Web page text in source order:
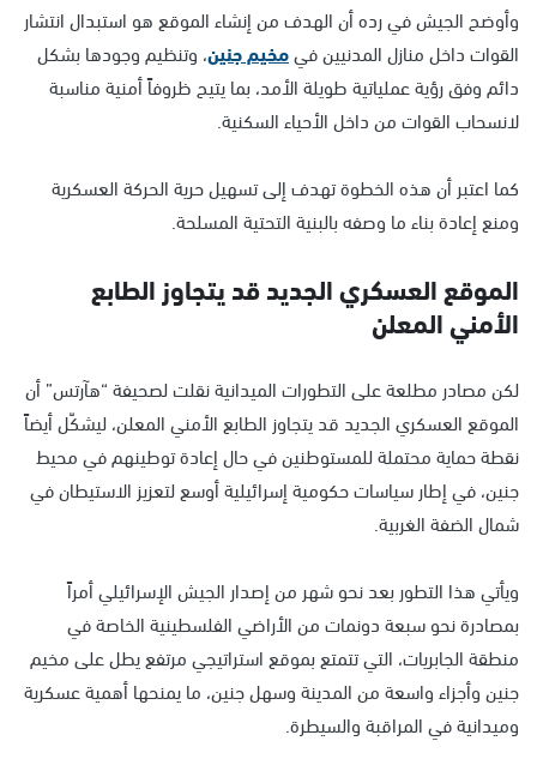
وأوضح الجيش في رده أن الهدف من إنشاء الموقع هو استبدال انتشار
القوات داخل منازل المدنيين فيمخيم جنين، وتنظيم وجودها بشكل
دائم وفق رؤية عملياتية طويلة الأمد، بما يتيح ظروفاً أمنية مناسبة
لانسحاب القوات من داخل الأحياء السكنية.
كما اعتبر أن هذه الخطوة تهدف إلى تسهيل حرية الحركة العسكرية
ومنع إعادة بناء ما وصفه بالبنية التحتية المسلحة.
الموقع العسكري الجديد قد يتجاوز الطابع
الأمني المعلن
لكن مصادر مطلعة على التطورات الميدانية نقلت لصحيفة “هآرتس” أن
الموقع العسكري الجديد قد يتجاوز الطابع الأمني المعلن، ليشكّل أيضاً
نقطة حماية محتملة للمستوطنين في حال إعادة توطينهم في محيط
جنين، في إطار سياسات حكومية إسرائيلية أوسع لتعزيز الاستيطان في
شمال الضفة الغربية.
ويأتي هذا التطور بعد نحو شهر من إصدار الجيش الإسرائيلي أمراً
بمصادرة نحو سبعة دونمات من الأراضي الفلسطينية الخاصة في
منطقة الجابريات، التي تتمتع بموقع استراتيجي مرتفع يطل على مخيم
جنين وأجزاء واسعة من المدينة وسهل جنين، ما يمنحها أهمية عسكرية
وميدانية في المراقبة والسيطرة.